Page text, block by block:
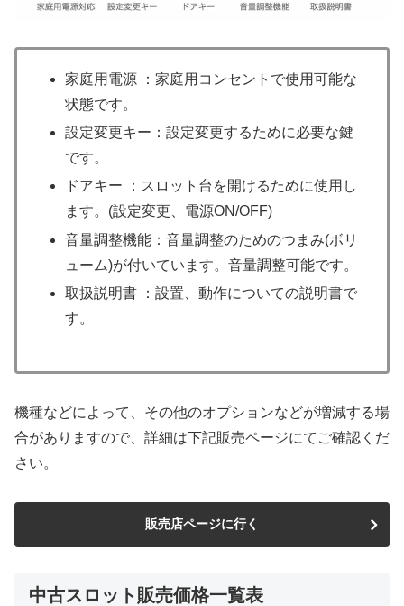
家庭用電源 ：家庭用コンセントで使用可能な
状態です。
設定変更キー：設定変更するために必要な鍵
です。
ドアキー ：スロット台を開けるために使用し
ます。(設定変更、電源ON/OFF)
音量調整機能：音量調整のためのつまみ(ボリ
ューム)が付いています。音量調整可能です。
取扱説明書 ：設置、動作についての説明書で
す。
機種などによって、その他のオプションなどが増減する場
合がありますので、詳細は下記販売ページにてご確認くだ
さい。
販売店ページに行く
中古スロット販売価格一覧表